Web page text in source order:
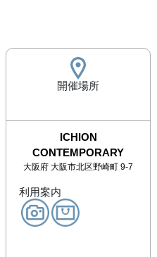
開催場所
ICHION
CONTEMPORARY
大阪府 大阪市北区野崎町 9-7
利用案内